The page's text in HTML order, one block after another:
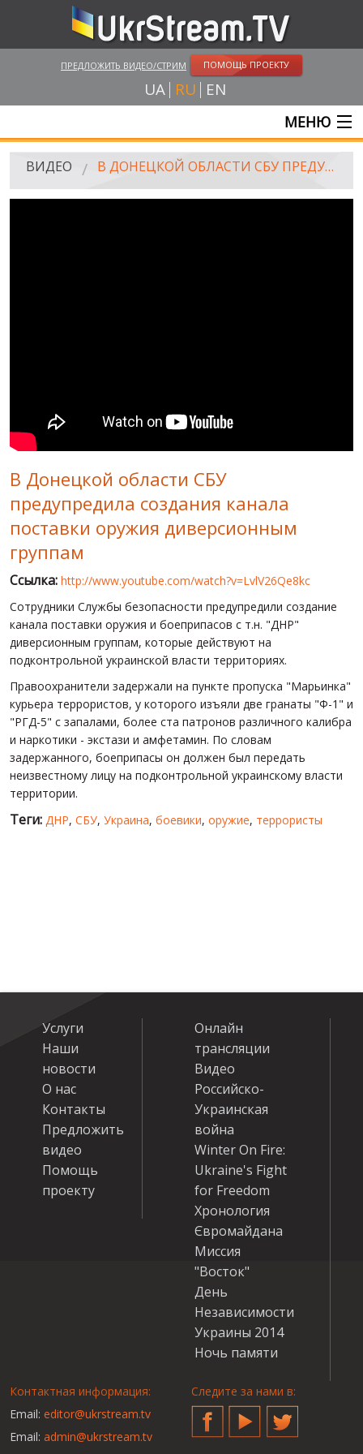
ПРЕДЛОЖИТЬ ВИДЕО/СТРИМ ПОМОЩЬ ПРОЕКТУ
UA RU EN
МЕНЮ
ГЛАВНАЯ
ПУБЛИЧНЫЕ ЛЮДИ
РОССИЙСКО-УКРАИНСКАЯ ВОЙНА
WINTER ON FIRE: UKRAINE'S FIGHT FOR FREEDOM
ХРОНОЛОГИЯ ЄВРОМАЙДАНА
ВИДЕО В ДОНЕЦКОЙ ОБЛАСТИ СБУ ПРЕДУПРЕДИЛА СОЗДАНИЯ КАНАЛА ПОСТАВКИ ОРУЖИЯ ДИВЕРСИОННЫМ ГРУППАМ
В Донецкой области СБУ
предупредила создания канала
поставки оружия диверсионным
группам
Ссылка: http://www.youtube.com/watch?v=LvlV26Qe8kc
Сотрудники Службы безопасности предупредили создание
канала поставки оружия и боеприпасов с т.н. "ДНР"
диверсионным группам, которые действуют на
подконтрольной украинской власти территориях.
Правоохранители задержали на пункте пропуска "Марьинка"
курьера террористов, у которого изъяли две гранаты "Ф-1" и
"РГД-5" с запалами, более ста патронов различного калибра
и наркотики - экстази и амфетамин. По словам
задержанного, боеприпасы он должен был передать
неизвестному лицу на подконтрольной украинскому власти
территории.
Теги: ДНР, СБУ, Украина, боевики, оружие, террористы
Услуги
Наши
новости
О нас
Контакты
Предложить
видео
Помощь
проекту
Онлайн
трансляции
Видео
Российско-
Украинская
война
Winter On Fire:
Ukraine's Fight
for Freedom
Хронология
Євромайдана
Миссия
"Восток"
День
Независимости
Украины 2014
Ночь памяти
Контактная информация:
Email: editor@ukrstream.tv
Email: admin@ukrstream.tv
Следите за нами в:
FacebookYouTubeTwitter